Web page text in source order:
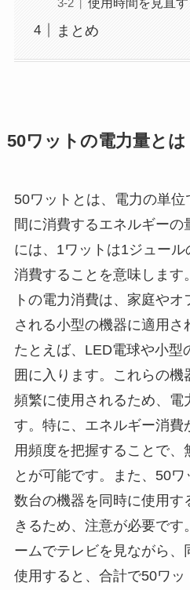
まとめ
50ワットの電力量とは
50ワットとは、電力の単
間に消費するエネルギーの
には、1ワットは1ジュー
消費することを意味します
トの電力消費は、家庭や
される小型の機器に適用さ
たとえば、LED電球や小型
囲に入ります。これらの
頻繁に使用されるため、電
す。特に、エネルギー消費
用頻度を把握することで、
とが可能です。また、50
数台の機器を同時に使用す
きるため、注意が必要で
ームでテレビを見ながら、
使用すると、合計で50ワッ